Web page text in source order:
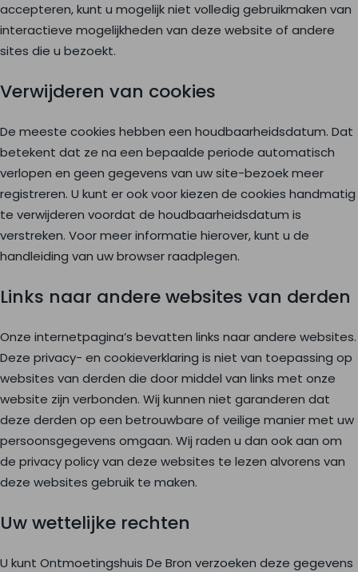
accepteren, kunt u mogelijk niet volledig gebruikmaken van
interactieve mogelijkheden van deze website of andere
sites die u bezoekt.
Verwijderen van cookies
De meeste cookies hebben een houdbaarheidsdatum. Dat
betekent dat ze na een bepaalde periode automatisch
verlopen en geen gegevens van uw site-bezoek meer
registreren. U kunt er ook voor kiezen de cookies handmatig
te verwijderen voordat de houdbaarheidsdatum is
verstreken. Voor meer informatie hierover, kunt u de
handleiding van uw browser raadplegen.
Links naar andere websites van derden
Onze internetpagina’s bevatten links naar andere websites.
Deze privacy- en cookieverklaring is niet van toepassing op
websites van derden die door middel van links met onze
website zijn verbonden. Wij kunnen niet garanderen dat
deze derden op een betrouwbare of veilige manier met uw
persoonsgegevens omgaan. Wij raden u dan ook aan om
de privacy policy van deze websites te lezen alvorens van
deze websites gebruik te maken.
Uw wettelijke rechten
U kunt Ontmoetingshuis De Bron verzoeken deze gegevens